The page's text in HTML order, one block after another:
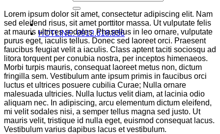
HOTLINE: 0912.618.836
Lorem ipsum dolor sit amet, consectetur adipiscing elit. Nam
sed eleifend risus, sit amet porttitor massa. Ut vulputate felis
at mauris ultrices sodales. Phasellus in leo ornare, vulputate
purus eget, iaculis tellus. Donec sed laoreet orci. Praesent
faucibus feugiat velit a iaculis. Class aptent taciti sociosqu ad
litora torquent per conubia nostra, per inceptos himenaeos.
Morbi turpis mauris, consequat laoreet metus non, dictum
fringilla sem. Vestibulum ante ipsum primis in faucibus orci
luctus et ultrices posuere cubilia Curae; Nulla ornare
malesuada ultricies. Nulla luctus velit diam, at lacinia odio
aliquam nec. In adipiscing, arcu elementum dictum eleifend,
mi velit sodales nisi, a semper tellus magna sed justo. Ut
mauris velit, tristique id nulla eget, euismod consequat lacus.
Vestibulum varius dapibus lacus et vestibulum.